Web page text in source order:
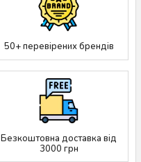
50+ перевірених брендів
Безкоштовна доставка від
3000 грн